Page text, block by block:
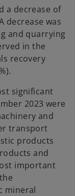
a decrease of
decrease was
and quarrying
in the
recovery
significant
2023 were
and
transport
products
and
important
mineral